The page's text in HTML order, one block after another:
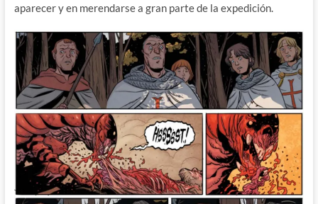
aparecer y en merendarse a gran parte de la expedición.